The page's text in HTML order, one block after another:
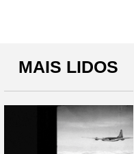
MAIS LIDOS